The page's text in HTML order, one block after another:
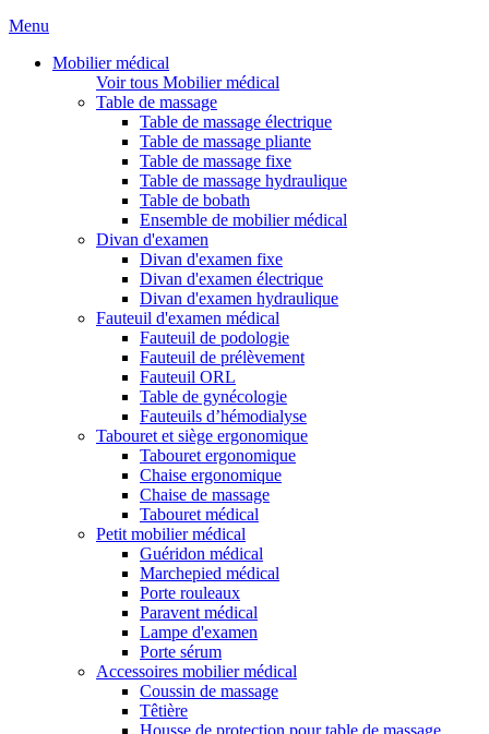
Menu
Mobilier médical
Voir tous Mobilier médical
Table de massage
Table de massage électrique
Table de massage pliante
Table de massage fixe
Table de massage hydraulique
Table de bobath
Ensemble de mobilier médical
Divan d'examen
Divan d'examen fixe
Divan d'examen électrique
Divan d'examen hydraulique
Fauteuil d'examen médical
Fauteuil de podologie
Fauteuil de prélèvement
Fauteuil ORL
Table de gynécologie
Fauteuils d’hémodialyse
Tabouret et siège ergonomique
Tabouret ergonomique
Chaise ergonomique
Chaise de massage
Tabouret médical
Petit mobilier médical
Guéridon médical
Marchepied médical
Porte rouleaux
Paravent médical
Lampe d'examen
Porte sérum
Accessoires mobilier médical
Coussin de massage
Têtière
Housse de protection pour table de massage